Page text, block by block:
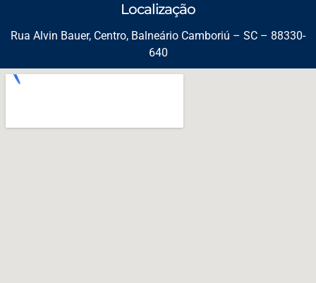
Localização
Rua Alvin Bauer, Centro, Balneário Camboriú – SC – 88330-
640